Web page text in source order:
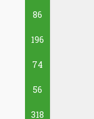
86
196
74
56
318